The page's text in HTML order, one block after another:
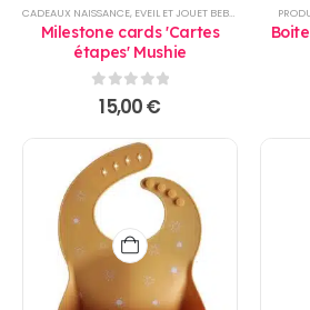
CADEAUX NAISSANCE, EVEIL ET JOUET BEBE PRODUITS
Milestone cards 'Cartes
étapes' Mushie
0sur 5
15,00€